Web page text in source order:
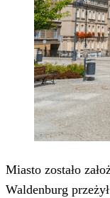
Miasto zostało
Waldenburg